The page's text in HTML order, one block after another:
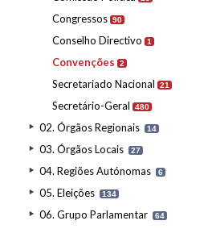
Congressos 90
Conselho Directivo 1
Convenções 2
Secretariado Nacional 21
Secretário-Geral 480
02. Órgãos Regionais 14
03. Órgãos Locais 27
04. Regiões Autónomas 6
05. Eleições 134
06. Grupo Parlamentar 64